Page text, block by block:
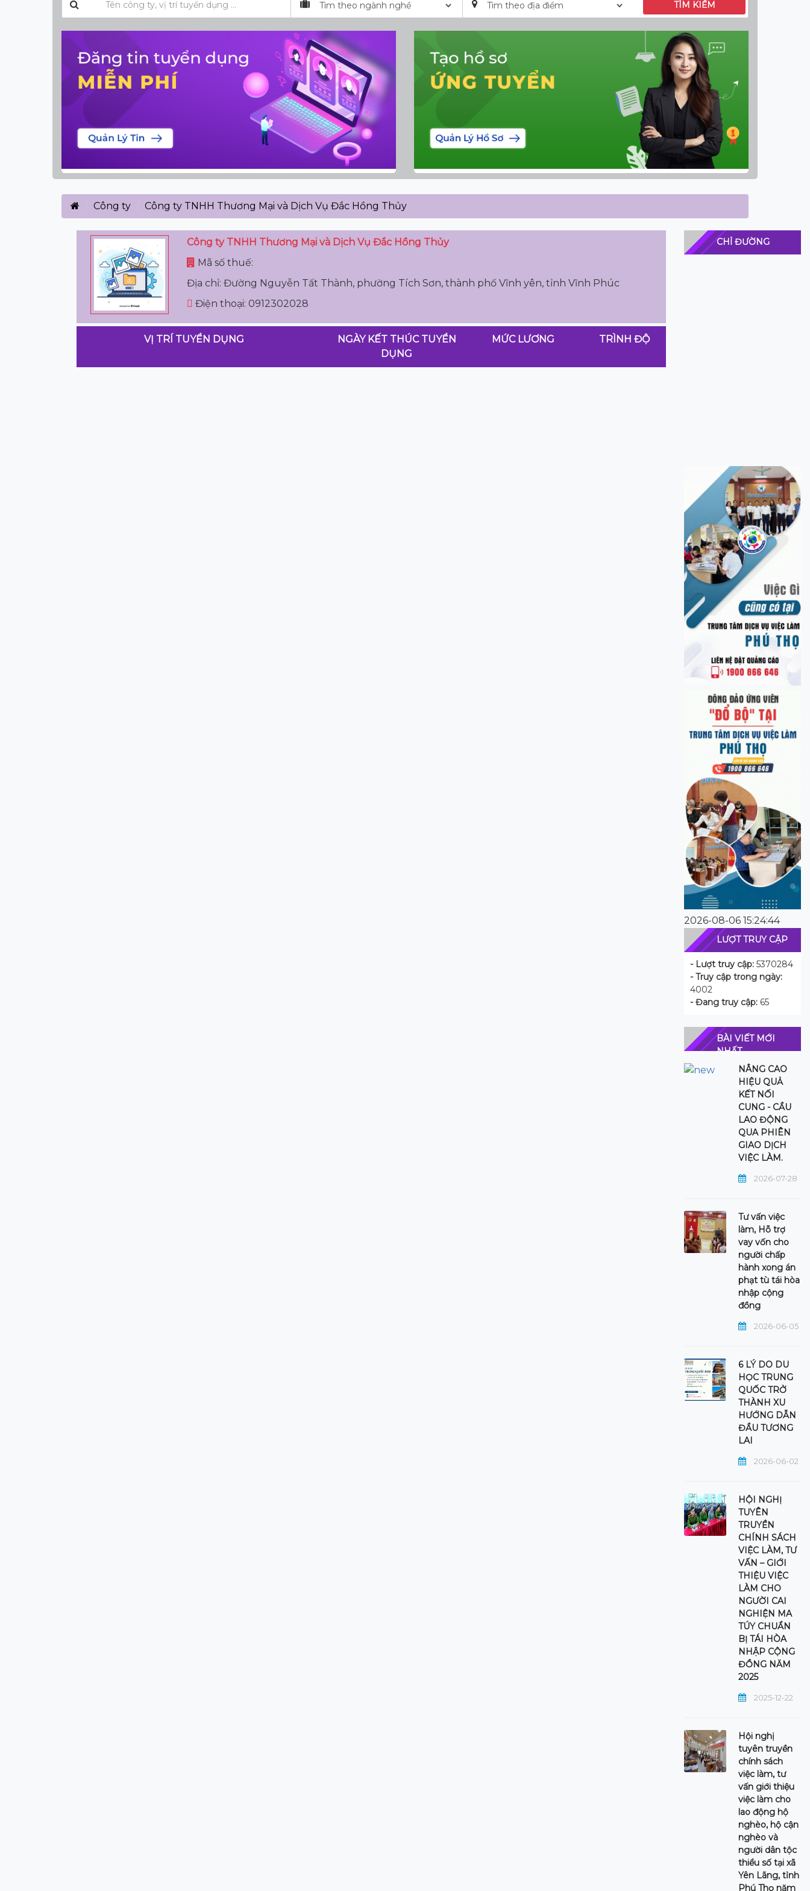
TÌM KIẾM
Công ty Công ty TNHH Thương Mại và Dịch Vụ Đắc Hồng Thủy
Công ty TNHH Thương Mại và Dịch Vụ Đắc Hồng Thủy
Mã số thuế:
Địa chỉ: Đường Nguyễn Tất Thành, phường Tích Sơn, thành phố Vĩnh yên, tỉnh Vĩnh Phúc
Điện thoại: 0912302028
VỊ TRÍ TUYỂN DỤNG
NGÀY KẾT THÚC TUYỂN
DỤNG
MỨC LƯƠNG TRÌNH ĐỘ
CHỈ ĐƯỜNG
2026-08-06 15:24:44
LƯỢT TRUY CẬP
- Lượt truy cập: 5370284
- Truy cập trong ngày:
4002
- Đang truy cập: 65
BÀI VIẾT MỚI
NHẤT
NÂNG CAO
HIỆU QUẢ
KẾT NỐI
CUNG - CẦU
LAO ĐỘNG
QUA PHIÊN
GIAO DỊCH
VIỆC LÀM.
2026-07-28
Tư vấn việc
làm, Hỗ trợ
vay vốn cho
người chấp
hành xong án
phạt tù tái hòa
nhập cộng
đồng
2026-06-05
6 LÝ DO DU
HỌC TRUNG
QUỐC TRỞ
THÀNH XU
HƯỚNG DẪN
ĐẦU TƯƠNG
LAI
2026-06-02
HỘI NGHỊ
TUYÊN
TRUYỀN
CHÍNH SÁCH
VIỆC LÀM, TƯ
VẤN – GIỚI
THIỆU VIỆC
LÀM CHO
NGƯỜI CAI
NGHIỆN MA
TÚY CHUẨN
BỊ TÁI HÒA
NHẬP CỘNG
ĐỒNG NĂM
2025
2025-12-22
Hội nghị
tuyên truyền
chính sách
việc làm, tư
vấn giới thiệu
việc làm cho
lao động hộ
nghèo, hộ cận
nghèo và
người dân tộc
thiểu số tại xã
Yên Lãng, tỉnh
Phú Thọ năm